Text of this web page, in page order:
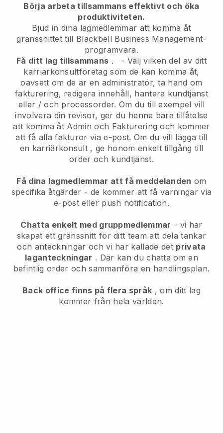
Börja arbeta tillsammans effektivt och öka
produktiviteten.
Bjud in dina lagmedlemmar att komma åt
gränssnittet till Blackbell Business Management-
programvara.
Få ditt lag tillsammans . - Välj vilken del av ditt
karriärkonsultföretag som de kan komma åt,
oavsett om de är en administratör, ta hand om
fakturering, redigera innehåll, hantera kundtjänst
eller / och processorder. Om du till exempel vill
involvera din revisor, ger du henne bara tillåtelse
att komma åt Admin och Fakturering och kommer
att få alla fakturor via e-post. Om du vill lägga till
en karriärkonsult , ge honom enkelt tillgång till
order och kundtjänst.
Få dina lagmedlemmar att få meddelanden om
specifika åtgärder - de kommer att få varningar via
e-post eller push notification.
Chatta enkelt med gruppmedlemmar - vi har
skapat ett gränssnitt för ditt team att dela tankar
och anteckningar och vi har kallade det privata
laganteckningar . Där kan du chatta om en
befintlig order och sammanföra en handlingsplan.
Back office finns på flera språk , om ditt lag
kommer från hela världen.